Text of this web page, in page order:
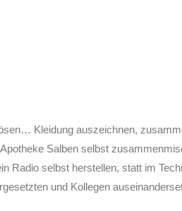
Kleidung auszeichnen,
Salben selbst
Radio selbst herstellen, statt im
und Kollegen